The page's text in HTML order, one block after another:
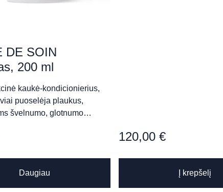
DE SOIN
200 ml
kaukė-kondicionierius,
puoselėja plaukus,
švelnumo, glotnumo…
Daugiau
120,00 €
Į krepšelį